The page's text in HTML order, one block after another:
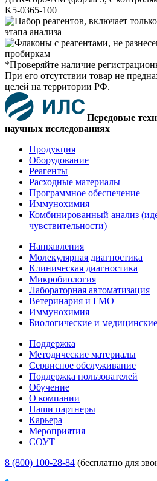
K5-0365-100
*Проверяйте наличие
При его отсутствии товар не
целей на территории РФ.
Передовые
научных исследованиях
Продукция
Оборудование
Реагенты
Расходные материалы
Программное обеспечение
Иммунохимия
Комбинированный анализ
чувствительности)
Направления
Молекулярная диагностика
Клиническая диагностика
Микробиология
Лабораторная автоматизация
Ветеринария и ГМО
Иммунохимия
Биологические и
Поддержка
Методические материалы
Сервисное обслуживание
Поддержка пользователей
Обучение
О компании
Наши партнеры
Карьера
Мероприятия
СОУТ
8 (800) 100-28-84 (бесплатно для